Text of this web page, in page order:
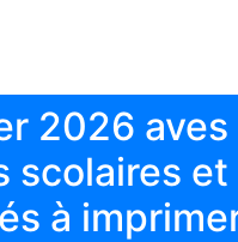
2026 aves
scolaires et
à